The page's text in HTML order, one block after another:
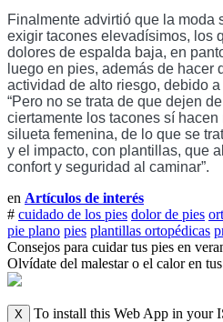
Finalmente advirtió que la moda
exigir tacones elevadísimos, los
dolores de espalda baja, en
luego en pies, además de hacer
actividad de alto riesgo, debido
“Pero no se trata de que dejen
ciertamente los tacones sí
silueta femenina, de lo que se
y el impacto, con plantillas, que
confort y seguridad al caminar”.
en Artículos de interés
# cuidado de los pies dolor de pies
pie plano pies plantillas ortopédicas
Consejos para cuidar tus pies en
Olvídate del malestar o el calor en
X To install this Web App in your